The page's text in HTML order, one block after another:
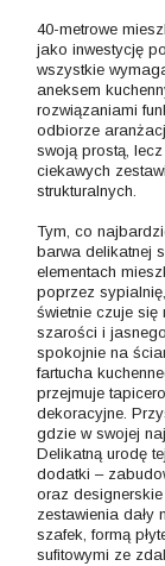
40-metrowe
jako inwestycję
wszystkie
aneksem
rozwiązaniami
odbiorze
swoją prostą,
ciekawych
strukturalnych.
Tym, co
barwa delikatnej
elementach
poprzez
świetnie czuje
szarości i
spokojnie na
fartucha
przejmuje
dekoracyjne.
gdzie w swojej
Delikatną urodę
dodatki –
oraz
zestawienia dały
szafek, formą
sufitowymi ze